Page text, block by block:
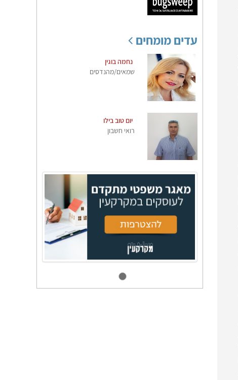
עדים מומחים
נחמה בוגין
שמאים/מהנדסים
יום טוב בילו
רואי חשבון